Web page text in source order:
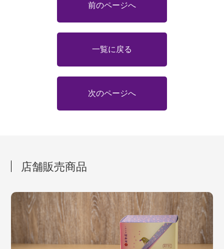
前のページへ
一覧に戻る
次のページへ
店舗販売商品